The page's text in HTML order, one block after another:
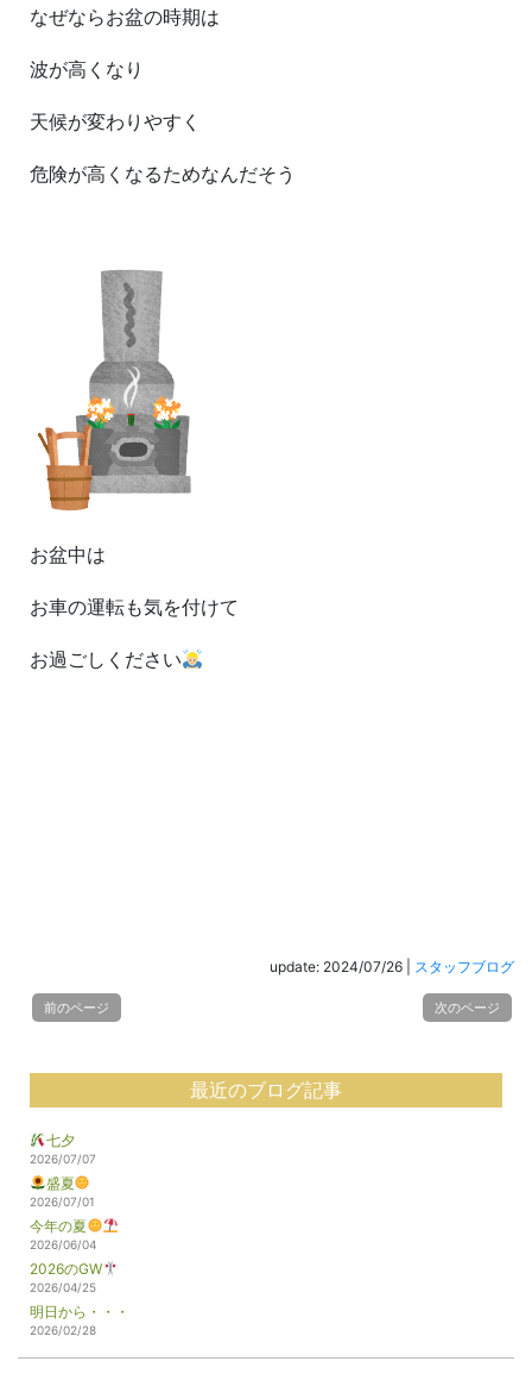
なぜならお盆の時期は
波が高くなり
天候が変わりやすく
危険が高くなるためなんだそう
お盆中は
お車の運転も気を付けて
お過ごしください
update: 2024/07/26 スタッフブログ
前のページ 次のページ
最近のブログ記事
七夕
2026/07/07
盛夏
2026/07/01
今年の夏
2026/06/04
2026のGW
2026/04/25
明日から・・・
2026/02/28